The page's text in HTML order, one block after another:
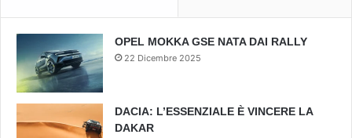
OPEL MOKKA GSE NATA DAI RALLY
22 Dicembre 2025
DACIA: L’ESSENZIALE È VINCERE LA
DAKAR